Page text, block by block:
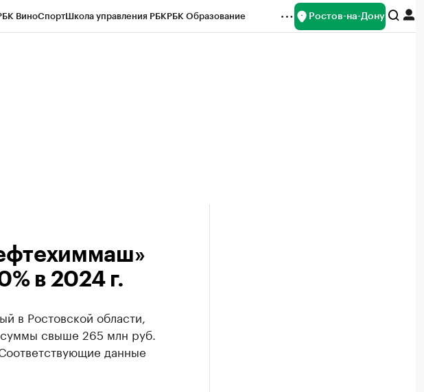
ВиноСпортШкола управления РБКРБК Образование Ростов-на-Дону
в 2024 г.
в Ростовской области,
суммы свыше 265 млн руб.
данные